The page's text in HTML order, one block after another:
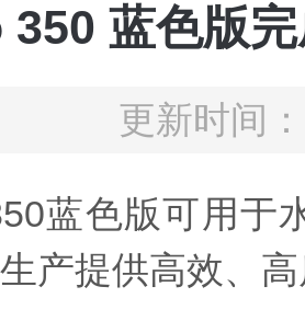
蓝色版
更新时间
色版可用于水
产提供高效、